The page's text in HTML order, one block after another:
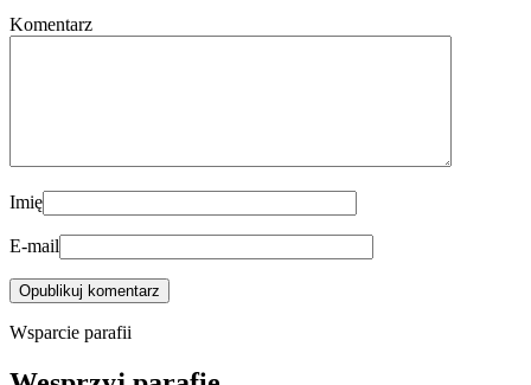
Komentarz
Imię
E-mail
Wsparcie parafii